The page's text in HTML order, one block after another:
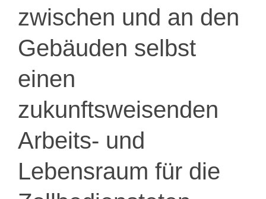
zwischen und an den
Gebäuden selbst
einen
zukunftsweisenden
Arbeits- und
Lebensraum für die